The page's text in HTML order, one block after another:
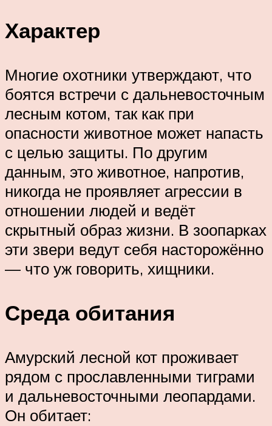
Характер
Многие охотники утверждают, что
боятся встречи с дальневосточным
лесным котом, так как при
опасности животное может напасть
с целью защиты. По другим
данным, это животное, напротив,
никогда не проявляет агрессии в
отношении людей и ведёт
скрытный образ жизни. В зоопарках
эти звери ведут себя насторожённо
— что уж говорить, хищники.
Среда обитания
Амурский лесной кот проживает
рядом с прославленными тиграми
и дальневосточными леопардами.
Он обитает: